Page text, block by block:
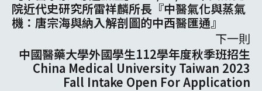
院近代史研究所雷祥麟所長『中醫氣化與蒸氣
機：唐宗海與納入解剖圖的中西醫匯通』
下一則
中國醫藥大學外國學生112學年度秋季班招生
China Medical University Taiwan 2023
Fall Intake Open For Application